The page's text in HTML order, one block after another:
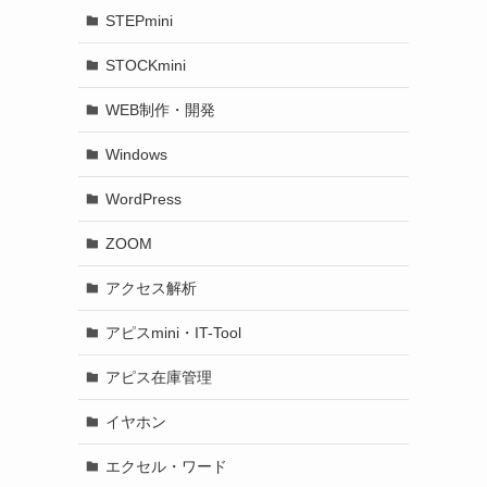
STEPmini
STOCKmini
WEB制作・開発
Windows
WordPress
ZOOM
アクセス解析
アピスmini・IT-Tool
アピス在庫管理
イヤホン
エクセル・ワード